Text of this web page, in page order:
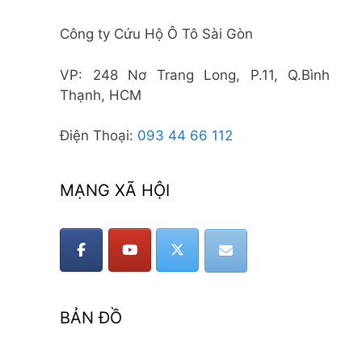
Công ty Cứu Hộ Ô Tô Sài Gòn
VP: 248 Nơ Trang Long, P.11, Q.Bình
Thạnh, HCM
Điện Thoại: 093 44 66 112
MẠNG XÃ HỘI
BẢN ĐỒ